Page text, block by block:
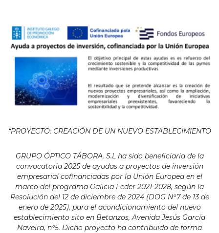
“PROYECTO: CREACIÓN DE UN NUEVO ESTABLECIMIENTO
GRUPO ÓPTICO TÁBORA, S.L ha sido beneficiaria de la
convocatoria 2025 de ayudas a proyectos de inversión
empresarial cofinanciadas por la Unión Europea en el
marco del programa Galicia Feder 2021-2028, según la
Resolución del 12 de diciembre de 2024 (DOG Nº7 de 13 de
enero de 2025), para el acondicionamiento del nuevo
establecimiento sito en Betanzos, Avenida Jesús García
Naveira, nº5. Dicho proyecto ha contribuido de forma